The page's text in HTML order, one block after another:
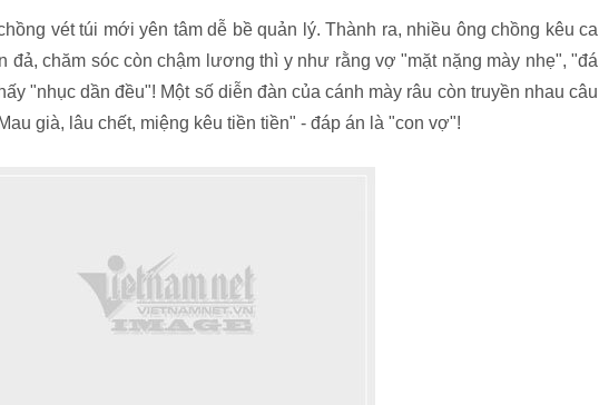
vét túi mới yên tâm dễ bề quản lý. Thành ra, nhiều ông chồng kêu ca
chăm sóc còn chậm lương thì y như rằng vợ "mặt nặng mày nhẹ", "đá
"nhục dần đều"! Một số diễn đàn của cánh mày râu còn truyền nhau câu
già, lâu chết, miệng kêu tiền tiền" - đáp án là "con vợ"!